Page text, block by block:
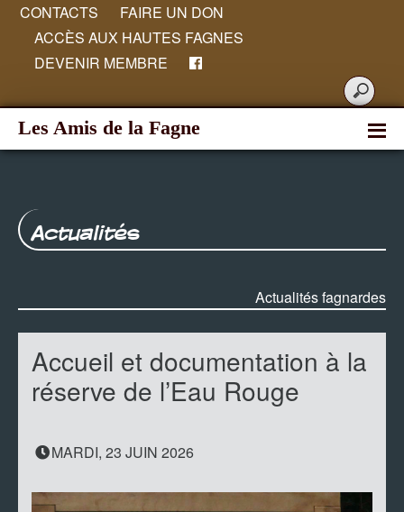
CONTACTS
FAIRE UN DON
ACCÈS AUX HAUTES FAGNES
DEVENIR MEMBRE
Les Amis de la Fagne
Actualités
Actualités fagnardes
Accueil et documentation à la
réserve de l’Eau Rouge
MARDI, 23 JUIN 2026